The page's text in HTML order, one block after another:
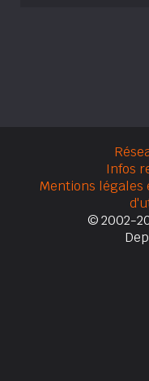
Infos
Mentions légales
© 2002-